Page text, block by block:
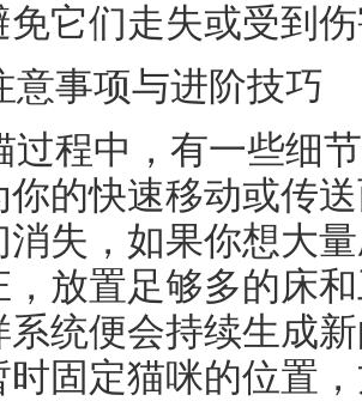
免它们走失或受到
意事项与进阶技巧
过程中，有一些细
你的快速移动或传
消失，如果你想大
，放置足够多的床
系统便会持续生成
时固定猫咪的位置